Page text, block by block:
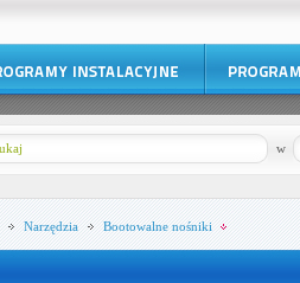
w
Narzędzia Bootowalne nośniki